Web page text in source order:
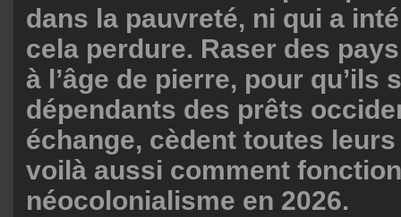
dans la pauvreté, ni qui a
cela perdure. Raser des
à l’âge de pierre, pour qu’ils
dépendants des prêts
échange, cèdent toutes
voilà aussi comment
néocolonialisme en 2026.